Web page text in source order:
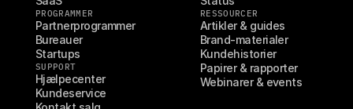
PROGRAMMER
Partnerprogrammer
Bureauer
Startups
SUPPORT
Hjælpecenter
Kundeservice
RESSOURCER
Artikler & guides
Brand-materialer
Kundehistorier
Papirer & rapporter
Webinarer & events